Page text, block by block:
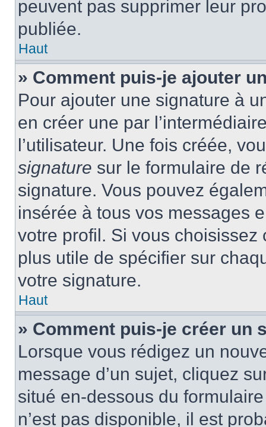
peuvent pas supprimer leur
publiée.
Haut
» Comment puis-je ajouter
Pour ajouter une signature à
en créer une par
l’utilisateur. Une fois créée,
signature sur le formulaire de
signature. Vous pouvez
insérée à tous vos messages
votre profil. Si vous
plus utile de spécifier sur
votre signature.
Haut
» Comment puis-je créer un
Lorsque vous rédigez un
message d’un sujet, cliquez
situé en-dessous du
n’est pas disponible, il est